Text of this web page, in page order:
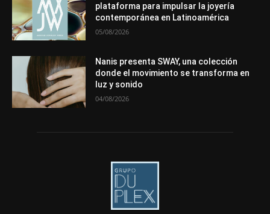
plataforma para impulsar la joyería
contemporánea en Latinoamérica
05/08/2026
Nanis presenta SWAY, una colección
donde el movimiento se transforma en
luz y sonido
04/08/2026